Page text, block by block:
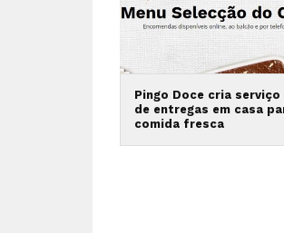
Pingo Doce cria serviço
de entregas em casa
comida fresca